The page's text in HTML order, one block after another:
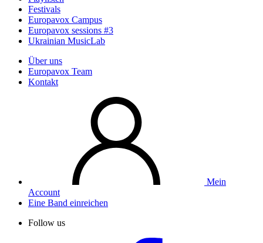
Festivals
Europavox Campus
Europavox sessions #3
Ukrainian MusicLab
Über uns
Europavox Team
Kontakt
Mein
Account
Eine Band einreichen
Follow us